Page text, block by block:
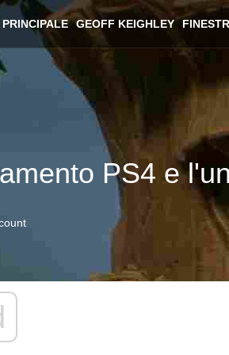
PRINCIPALE GEOFF KEIGHLEY
PS4 e